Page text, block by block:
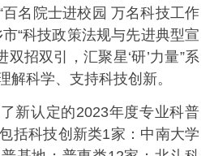
名院士进校园 万名科技工作
“科技政策法规与先进典型宣
双招双引，汇聚星‘研’力量”系
解科学、支持科技创新。
新认定的2023年度专业科普
括科技创新类1家：中南大学